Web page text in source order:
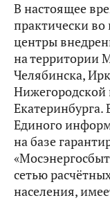
В настоящее
практически во
центры
на территории
Челябинска,
Нижегородской
Екатеринбурга.
Единого
на базе
сетью
населения,